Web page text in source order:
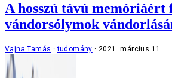
A hosszú távú memóriáért
vándorsólymok
Vajna Tamás tudomány 2021. március 11.